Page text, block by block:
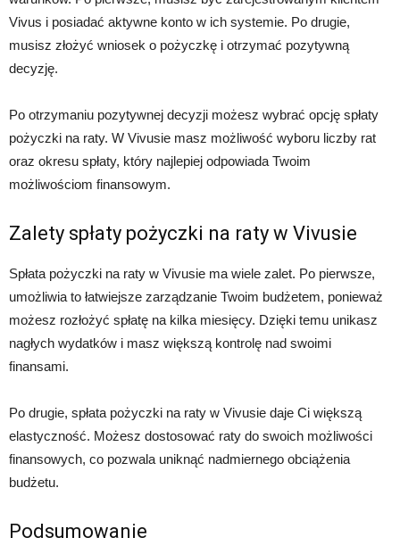
Vivus i posiadać aktywne konto w ich systemie. Po drugie,
musisz złożyć wniosek o pożyczkę i otrzymać pozytywną
decyzję.
Po otrzymaniu pozytywnej decyzji możesz wybrać opcję spłaty
pożyczki na raty. W Vivusie masz możliwość wyboru liczby rat
oraz okresu spłaty, który najlepiej odpowiada Twoim
możliwościom finansowym.
Zalety spłaty pożyczki na raty w Vivusie
Spłata pożyczki na raty w Vivusie ma wiele zalet. Po pierwsze,
umożliwia to łatwiejsze zarządzanie Twoim budżetem, ponieważ
możesz rozłożyć spłatę na kilka miesięcy. Dzięki temu unikasz
nagłych wydatków i masz większą kontrolę nad swoimi
finansami.
Po drugie, spłata pożyczki na raty w Vivusie daje Ci większą
elastyczność. Możesz dostosować raty do swoich możliwości
finansowych, co pozwala uniknąć nadmiernego obciążenia
budżetu.
Podsumowanie